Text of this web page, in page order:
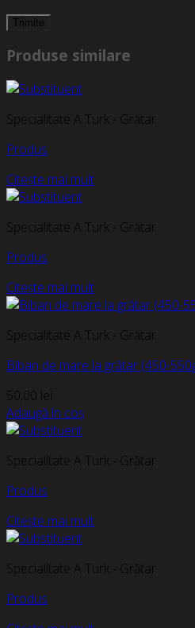
Produse similare
Specialitate A Turk - Grătar
Produs
Citește mai mult
Specialitate A Turk - Grătar
Produs
Citește mai mult
Specialitate A Turk - Grătar
Biban de mare la grătar (450-
50,00 lei
Adaugă în coș
Specialitate A Turk - Grătar
Produs
Citește mai mult
Specialitate A Turk - Grătar
Produs